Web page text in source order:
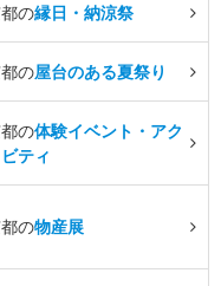
の縁日・納涼祭
の屋台のある夏祭り
の体験イベント・アク
ティ
の物産展